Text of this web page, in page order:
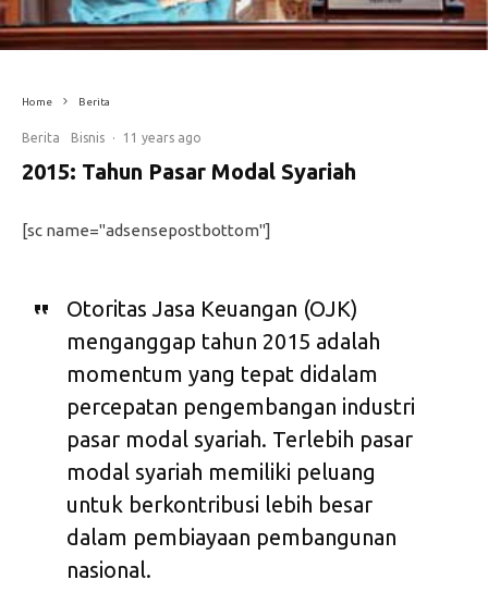
Home Berita
Berita Bisnis · 11 years ago
2015: Tahun Pasar Modal Syariah
[sc name="adsensepostbottom"]
Otoritas Jasa Keuangan (OJK)
menganggap tahun 2015 adalah
momentum yang tepat didalam
percepatan pengembangan industri
pasar modal syariah. Terlebih pasar
modal syariah memiliki peluang
untuk berkontribusi lebih besar
dalam pembiayaan pembangunan
nasional.